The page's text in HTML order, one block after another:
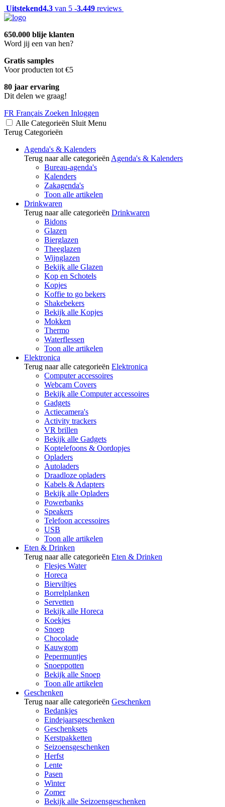
Uitstekend4.3 van 5 -3.449 reviews
650.000 blije klanten
Word jij een van hen?
Gratis samples
Voor producten tot €5
80 jaar ervaring
Dit delen we graag!
FR Français Zoeken Inloggen
Alle Categorieën Sluit Menu
Terug Categorieën
Agenda's & Kalenders
Terug naar alle categorieën Agenda's & Kalenders
Bureau-agenda's
Kalenders
Zakagenda's
Toon alle artikelen
Drinkwaren
Terug naar alle categorieën Drinkwaren
Bidons
Glazen
Bierglazen
Theeglazen
Wijnglazen
Bekijk alle Glazen
Kop en Schotels
Kopjes
Koffie to go bekers
Shakebekers
Bekijk alle Kopjes
Mokken
Thermo
Waterflessen
Toon alle artikelen
Elektronica
Terug naar alle categorieën Elektronica
Computer accessoires
Webcam Covers
Bekijk alle Computer accessoires
Gadgets
Actiecamera's
Activity trackers
VR brillen
Bekijk alle Gadgets
Koptelefoons & Oordopjes
Opladers
Autoladers
Draadloze opladers
Kabels & Adapters
Bekijk alle Opladers
Powerbanks
Speakers
Telefoon accessoires
USB
Toon alle artikelen
Eten & Drinken
Terug naar alle categorieën Eten & Drinken
Flesjes Water
Horeca
Bierviltjes
Borrelplanken
Servetten
Bekijk alle Horeca
Koekjes
Snoep
Chocolade
Kauwgom
Pepermuntjes
Snoeppotten
Bekijk alle Snoep
Toon alle artikelen
Geschenken
Terug naar alle categorieën Geschenken
Bedankjes
Eindejaarsgeschenken
Geschenksets
Kerstpakketten
Seizoensgeschenken
Herfst
Lente
Pasen
Winter
Zomer
Bekijk alle Seizoensgeschenken